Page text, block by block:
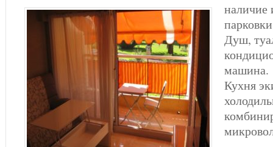
наличие
Душ,
машина.
Кухня